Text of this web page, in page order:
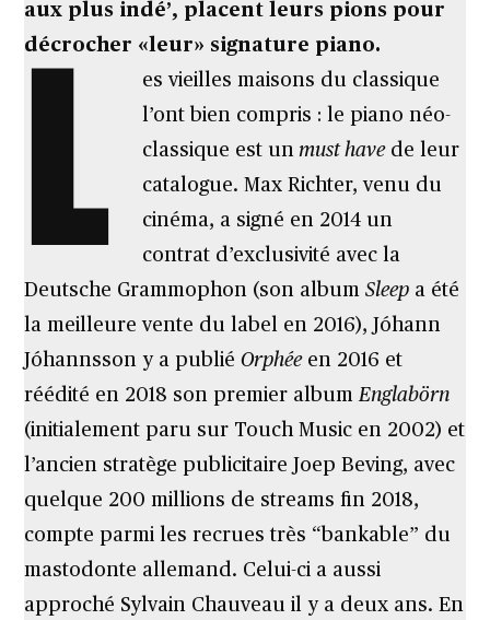
aux plus indé’, placent leurs pions pour
décrocher «leur» signature piano.
L
es vieilles maisons du classique
l’ont bien compris : le piano néo-
classique est un must havede leur
catalogue. Max Richter, venu du
cinéma, a signé en 2014 un
contrat d’exclusivité avec la
Deutsche Grammophon (son albumSleep a été
la meilleure vente du label en 2016), Jóhann
Jóhannsson y a publiéOrphéeen 2016 et
réédité en 2018 son premier albumEnglabörn
(initialement paru sur Touch Music en 2002) et
l’ancien stratège publicitaire Joep Beving, avec
quelque 200 millions de streams fin 2018,
compte parmi les recrues très “bankable” du
mastodonte allemand. Celui-ci a aussi
approché Sylvain Chauveau il y a deux ans. En